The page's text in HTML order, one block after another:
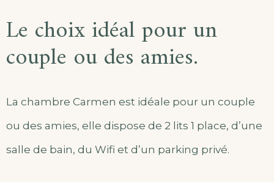
Le choix idéal pour un
couple ou des amies.
La chambre Carmen est idéale pour un couple
ou des amies, elle dispose de 2 lits 1 place, d’une
salle de bain, du Wifi et d’un parking privé.